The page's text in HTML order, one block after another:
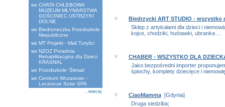
CHATA CHLEBOWA
MUZEUM MŁYNARSTWA
GOŚCINIEC USTRZYKI
DOLNE
Biedroneczka Przedszkole
Niepubliczne
MT Projekt - Mali Turyści
NZOZ Poradnia
Rehabilitacyjna dla Dzieci
KRASNAL
Przedszkole 'Ślimak'
Centrum Wczasowo -
Lecznicze Solar SPA
...wiecej
Biedrzycki ART STUDIO - wszystko
Sklep z artykułami dla dzieci i
kojce, chodziki, huśtawki, ubranka ...
CHABER - WSZYSTKO DLA
Jako bezpośredni importer
śpiochy, komplety dziecięce i
CiaoMamma[Gdynia]
Druga siedziba;